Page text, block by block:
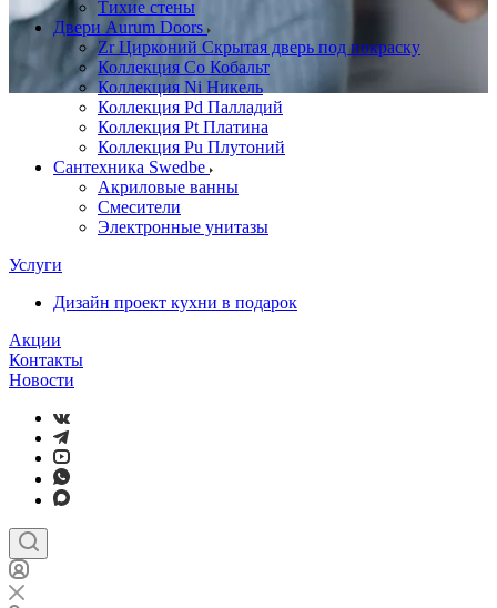
Тихие стены
Двери Aurum Doors
Zr Цирконий Скрытая дверь под покраску
Коллекция Co Кобальт
Коллекция Ni Никель
Коллекция Pd Палладий
Коллекция Pt Платина
Коллекция Pu Плутоний
Сантехника Swedbe
Акриловые ванны
Смесители
Электронные унитазы
Услуги
Дизайн проект кухни в подарок
Акции
Контакты
Новости